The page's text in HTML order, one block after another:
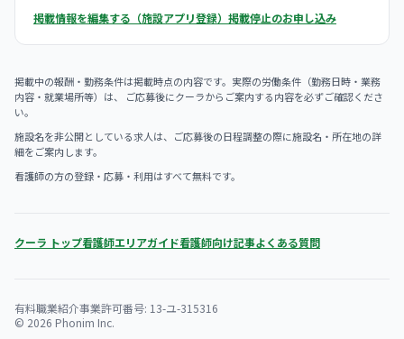
掲載情報を編集する（施設アプリ登録） 掲載停止のお申し込み
掲載中の報酬・勤務条件は掲載時点の内容です。実際の労働条件（勤務日時・業務
内容・就業場所等）は、 ご応募後にクーラからご案内する内容を必ずご確認くださ
い。
施設名を非公開としている求人は、ご応募後の日程調整の際に施設名・所在地の詳
細をご案内します。
看護師の方の登録・応募・利用はすべて無料です。
クーラ トップ看護師エリアガイド看護師向け記事よくある質問
有料職業紹介事業許可番号: 13-ユ-315316
© 2026 Phonim Inc.